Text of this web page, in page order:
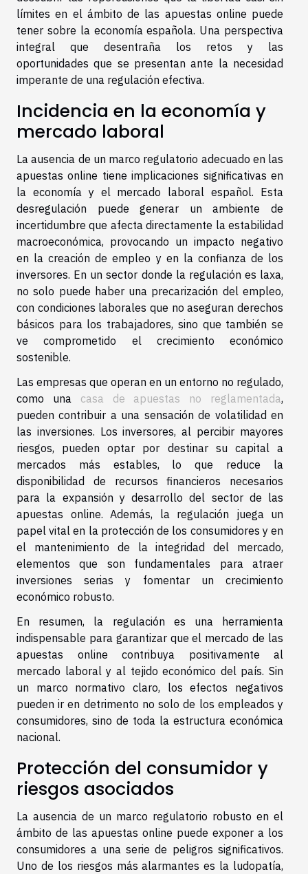
límites en el ámbito de las apuestas online puede
tener sobre la economía española. Una perspectiva
integral que desentraña los retos y las
oportunidades que se presentan ante la necesidad
imperante de una regulación efectiva.
Incidencia en la economía y
mercado laboral
La ausencia de un marco regulatorio adecuado en las
apuestas online tiene implicaciones significativas en
la economía y el mercado laboral español. Esta
desregulación puede generar un ambiente de
incertidumbre que afecta directamente la estabilidad
macroeconómica, provocando un impacto negativo
en la creación de empleo y en la confianza de los
inversores. En un sector donde la regulación es laxa,
no solo puede haber una precarización del empleo,
con condiciones laborales que no aseguran derechos
básicos para los trabajadores, sino que también se
ve comprometido el crecimiento económico
sostenible.
Las empresas que operan en un entorno no regulado,
como una casa de apuestas no reglamentada,
pueden contribuir a una sensación de volatilidad en
las inversiones. Los inversores, al percibir mayores
riesgos, pueden optar por destinar su capital a
mercados más estables, lo que reduce la
disponibilidad de recursos financieros necesarios
para la expansión y desarrollo del sector de las
apuestas online. Además, la regulación juega un
papel vital en la protección de los consumidores y en
el mantenimiento de la integridad del mercado,
elementos que son fundamentales para atraer
inversiones serias y fomentar un crecimiento
económico robusto.
En resumen, la regulación es una herramienta
indispensable para garantizar que el mercado de las
apuestas online contribuya positivamente al
mercado laboral y al tejido económico del país. Sin
un marco normativo claro, los efectos negativos
pueden ir en detrimento no solo de los empleados y
consumidores, sino de toda la estructura económica
nacional.
Protección del consumidor y
riesgos asociados
La ausencia de un marco regulatorio robusto en el
ámbito de las apuestas online puede exponer a los
consumidores a una serie de peligros significativos.
Uno de los riesgos más alarmantes es la ludopatía,